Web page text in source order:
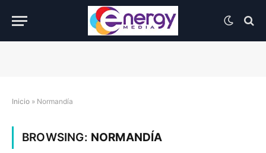
Inicio » Normandía
BROWSING: NORMANDÍA